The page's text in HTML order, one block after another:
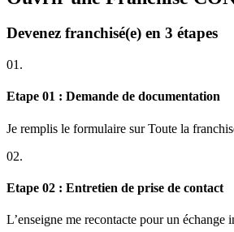
Devenez franchisé(e) en 3 étapes
01.
Etape 01 : Demande de documentation
Je remplis le formulaire sur Toute la
02.
Etape 02 : Entretien de prise de contact
L’enseigne me recontacte pour un échange